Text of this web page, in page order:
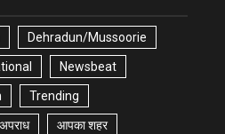
Dehradun/Mussoorie
Newsbeat
Trending
अपराध आपका शहर